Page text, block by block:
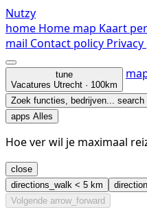
Nutzy
home Home map Kaart
mail Contact policy
tune
Vacatures Utrecht · 100km
Zoek functies, bedrijven... search
apps Alles
Hoe ver wil je maximaal
close
directions_walk < 5 km
Volgende arrow_forward